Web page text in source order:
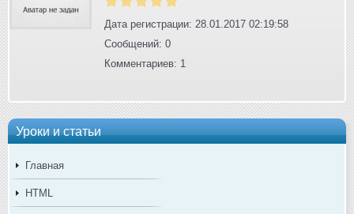
Уроки и статьи
Главная
HTML
Дата регистрации: 28.01.2017 02:19:58
Сообщений: 0
Комментариев: 1